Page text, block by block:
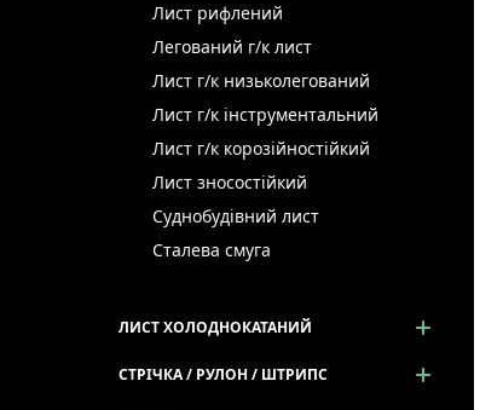
Лист рифлений
Легований г/к лист
Лист г/к низьколегований
Лист г/к інструментальний
Лист г/к корозійностійкий
Лист зносостійкий
Суднобудівний лист
Сталева смуга
ЛИСТ ХОЛОДНОКАТАНИЙ
СТРІЧКА / РУЛОН / ШТРИПС